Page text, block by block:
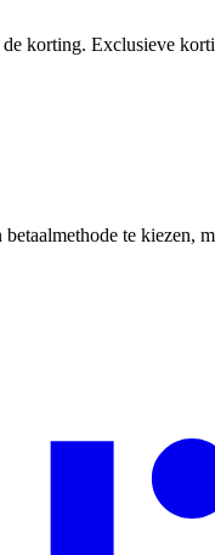
korting. Exclusieve
te kiezen,